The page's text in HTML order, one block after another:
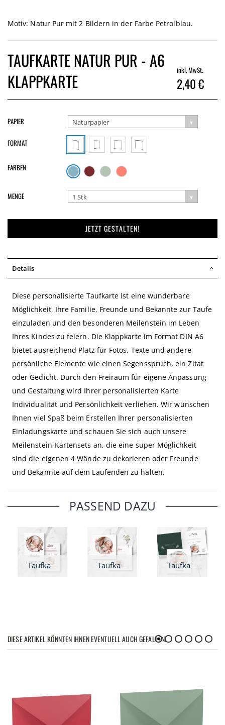
der
Bildgalerie
Motiv: Natur Pur mit 2 Bildern in der Farbe Petrolblau.
TAUFKARTE NATUR PUR - A6
KLAPPKARTE
inkl. MwSt.
2,40 €
MENGE 1 Stk
PAPIER Naturpapier
FORMAT
FARBEN
JETZT GESTALTEN!
Details
Diese personalisierte Taufkarte ist eine wunderbare
Möglichkeit, Ihre Familie, Freunde und Bekannte zur Taufe
einzuladen und den besonderen Meilenstein im Leben
Ihres Kindes zu feiern. Die Klappkarte im Format DIN A6
bietet ausreichend Platz für Fotos, Texte und andere
persönliche Elemente wie einen Segensspruch, ein Zitat
oder Gedicht. Durch den Freiraum für eigene Anpassung
und Gestaltung wird Ihrer personalisierten Karte
Individualität und Persönlichkeit verliehen. Wir wünschen
Ihnen viel Spaß beim Erstellen Ihrer personalisierten
Einladungskarte und schauen Sie sich auch unsere
Meilenstein-Kartensets an, die eine super Möglichkeit
sind die eigenen 4 Wände zu dekorieren oder Freunde
und Bekannte auf dem Laufenden zu halten.
PASSEND DAZU
Taufkarte Natur Pur - A6 Taufkarte Natur Pur - quadratisch Taufkarte Natur Pur - Klappkarte quadratisch
DIESE ARTIKEL KÖNNTEN IHNEN EVENTUELL AUCH GEFALLEN!